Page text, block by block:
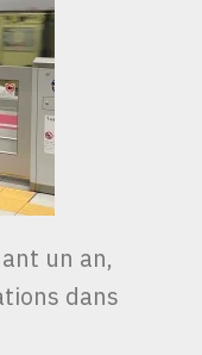
un an,
dans